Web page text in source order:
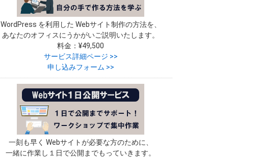
WordPress を利用した Webサイト制作の方法を、
あなたのオフィスにうかがいご説明いたします。
料金：¥49,500
サービス詳細ページ >>
申し込みフォーム >>
一刻も早く Webサイトが必要な方のために、
一緒に作業し１日で公開までもっていきます。